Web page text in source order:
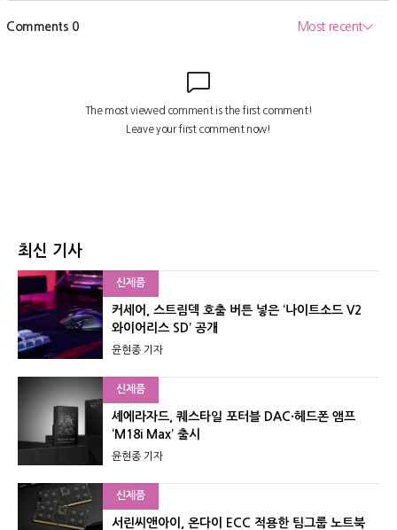
최신 기사
신제품
커세어, 스트림덱 호출 버튼 넣은 ‘나이트소드 V2
와이어리스 SD’ 공개
윤현종 기자
신제품
셰에라자드, 퀘스타일 포터블 DAC·헤드폰 앰프
‘M18i Max’ 출시
윤현종 기자
신제품
서린씨앤아이, 온다이 ECC 적용한 팀그룹 노트북